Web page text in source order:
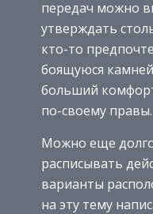
передач можно
утверждать
кто-то
боящуюся
больший
по-своему правы.
Можно еще
расписывать
варианты
на эту тему